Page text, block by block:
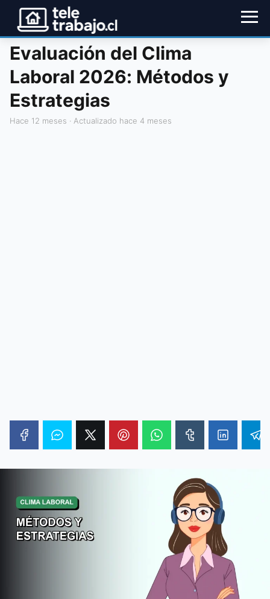
Evaluación del Clima
Laboral 2026: Métodos y
Estrategias
hace 12 meses · Actualizado hace 4 meses